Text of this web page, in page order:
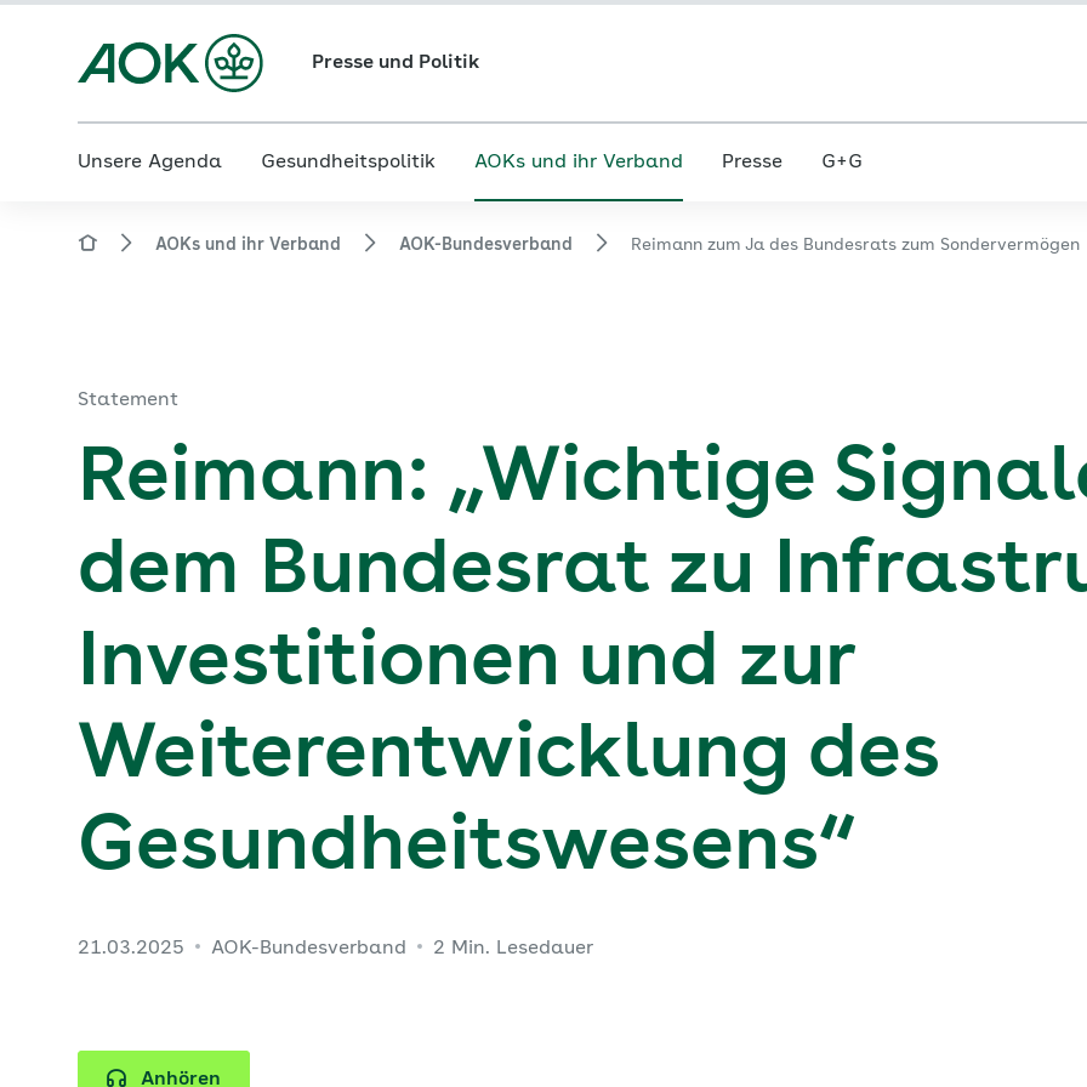
Presse und Politik
Unsere Agenda Gesundheitspolitik AOKs und ihr Verband Presse G+G
AOKs und ihr Verband AOK-Bundesverband Reimann zum Ja des Bundesrats zum Sondervermögen
Statement
Reimann: „Wichtige
dem Bundesrat zu
Investitionen und zur
Weiterentwicklung des
Gesundheitswesens“
21.03.2025 AOK-Bundesverband 2 Min. Lesedauer
Anhören